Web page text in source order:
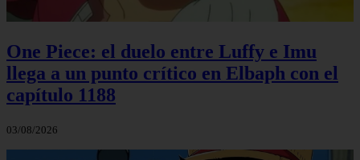
One Piece: el duelo entre Luffy e Imu
llega a un punto crítico en Elbaph con el
capítulo 1188
03/08/2026